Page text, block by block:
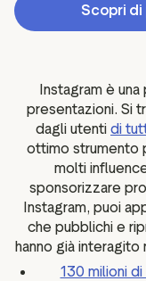
Scopri di
Instagram è
presentazioni. Si
dagli utenti di
ottimo strumento
molti
sponsorizzare
Instagram, puoi
che pubblichi e
hanno già
130 milioni